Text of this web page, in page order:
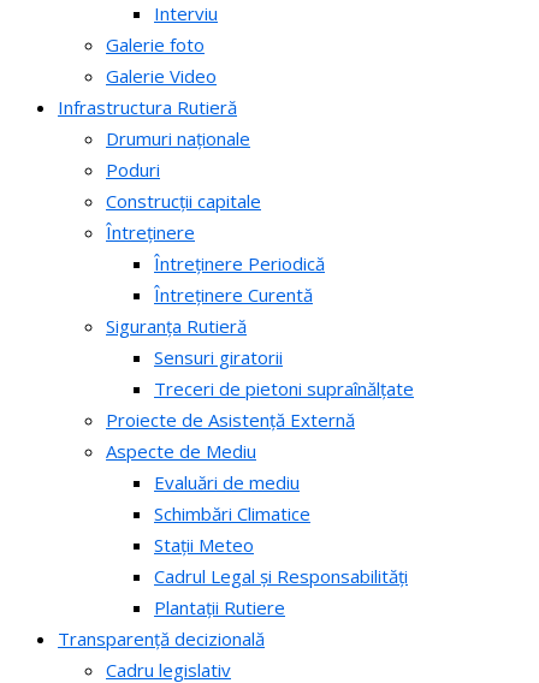
Interviu
Galerie foto
Galerie Video
Infrastructura Rutieră
Drumuri naționale
Poduri
Construcții capitale
Întreținere
Întreținere Periodică
Întreținere Curentă
Siguranța Rutieră
Sensuri giratorii
Treceri de pietoni supraînălțate
Proiecte de Asistență Externă
Aspecte de Mediu
Evaluări de mediu
Schimbări Climatice
Stații Meteo
Cadrul Legal și Responsabilități
Plantații Rutiere
Transparență decizională
Cadru legislativ